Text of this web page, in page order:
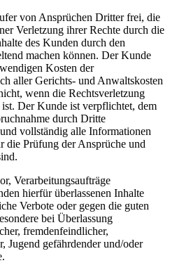
von Ansprüchen Dritter frei, die
Verletzung ihrer Rechte durch die
des Kunden durch den
machen können. Der Kunde
Kosten der
aller Gerichts- und Anwaltskosten
wenn die Rechtsverletzung
Der Kunde ist verpflichtet, dem
durch Dritte
vollständig alle Informationen
die Prüfung der Ansprüche und
Verarbeitungsaufträge
hierfür überlassenen Inhalte
Verbote oder gegen die guten
bei Überlassung
fremdenfeindlicher,
Jugend gefährdender und/oder